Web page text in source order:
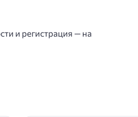
и регистрация — на